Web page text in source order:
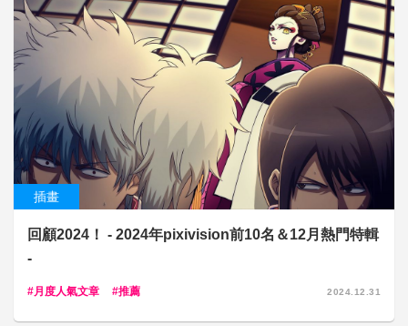
插畫
回顧2024！ - 2024年pixivision前10名＆12月熱門特輯
-
月度人氣文章 推薦 2024.12.31